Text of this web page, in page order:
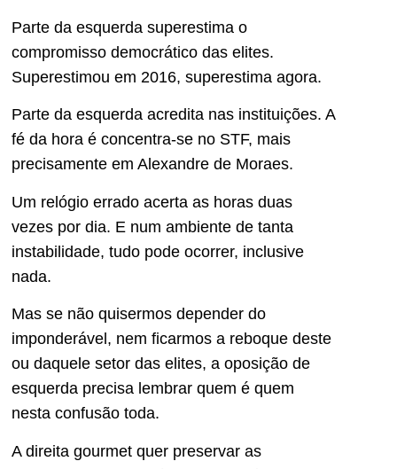
Parte da esquerda superestima o
compromisso democrático das elites.
Superestimou em 2016, superestima agora.
Parte da esquerda acredita nas instituições. A
fé da hora é concentra-se no STF, mais
precisamente em Alexandre de Moraes.
Um relógio errado acerta as horas duas
vezes por dia. E num ambiente de tanta
instabilidade, tudo pode ocorrer, inclusive
nada.
Mas se não quisermos depender do
imponderável, nem ficarmos a reboque deste
ou daquele setor das elites, a oposição de
esquerda precisa lembrar quem é quem
nesta confusão toda.
A direita gourmet quer preservar as